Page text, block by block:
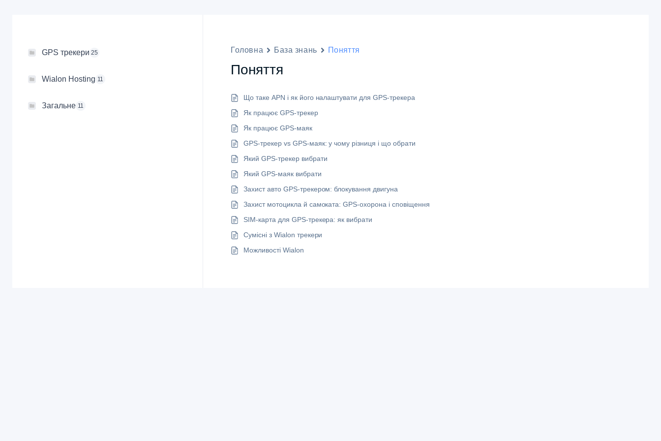
GPS трекери 25
Wialon Hosting 11
Загальне 11
Головна База знань Поняття
Поняття
Що таке APN і як його налаштувати для GPS-трекера
Як працює GPS-трекер
Як працює GPS-маяк
GPS-трекер vs GPS-маяк: у чому різниця і що обрати
Який GPS-трекер вибрати
Який GPS-маяк вибрати
Захист авто GPS-трекером: блокування двигуна
Захист мотоцикла й самоката: GPS-охорона і сповіщення
SIM-карта для GPS-трекера: як вибрати
Сумісні з Wialon трекери
Можливості Wialon